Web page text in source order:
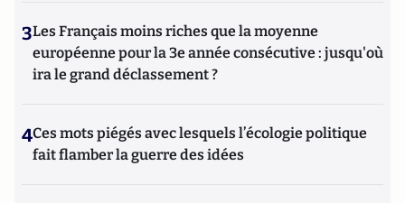
3Les Français moins riches que la moyenne
européenne pour la 3e année consécutive : jusqu'où
ira le grand déclassement ?
4Ces mots piégés avec lesquels l’écologie politique
fait flamber la guerre des idées